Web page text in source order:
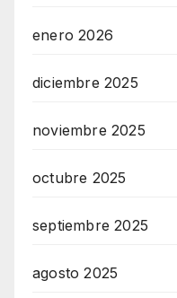
enero 2026
diciembre 2025
noviembre 2025
octubre 2025
septiembre 2025
agosto 2025